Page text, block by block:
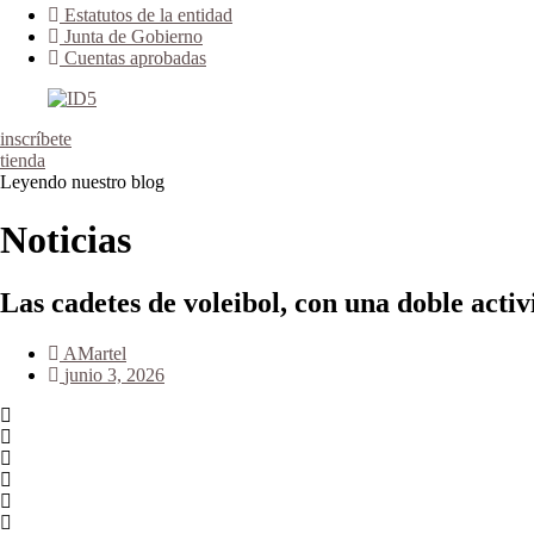
Estatutos de la entidad
Junta de Gobierno
Cuentas aprobadas
inscríbete
tienda
Leyendo nuestro blog
Noticias
Las cadetes de voleibol, con una doble
AMartel
junio 3, 2026